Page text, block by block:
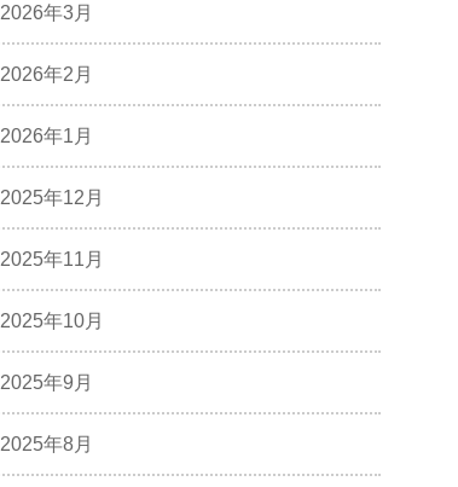
2026年3月
2026年2月
2026年1月
2025年12月
2025年11月
2025年10月
2025年9月
2025年8月